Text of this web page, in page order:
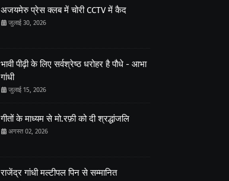
अजयमेरु प्रेस क्लब में चोरी CCTV में कैद
जुलाई 30, 2026
भावी पीढ़ी के लिए सर्वश्रेष्ठ धरोहर है पौधे - आभा
गांधी
जुलाई 15, 2026
गीतों के माध्यम से मो.रफ़ी को दी श्रद्धांजलि
अगस्त 02, 2026
राजेंद्र गांधी मल्टीपल पिन से सम्मानित